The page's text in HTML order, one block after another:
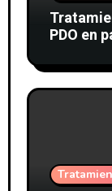
PDO en